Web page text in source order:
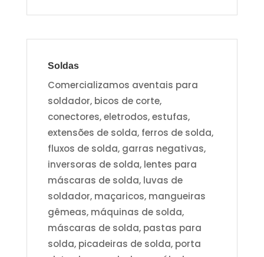
Soldas
Comercializamos aventais para
soldador, bicos de corte,
conectores, eletrodos, estufas,
extensões de solda, ferros de solda,
fluxos de solda, garras negativas,
inversoras de solda, lentes para
máscaras de solda, luvas de
soldador, maçaricos, mangueiras
gêmeas, máquinas de solda,
máscaras de solda, pastas para
solda, picadeiras de solda, porta